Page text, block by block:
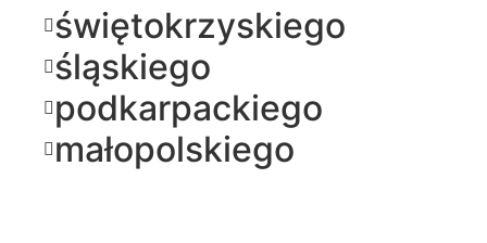
świętokrzyskiego
śląskiego
podkarpackiego
małopolskiego